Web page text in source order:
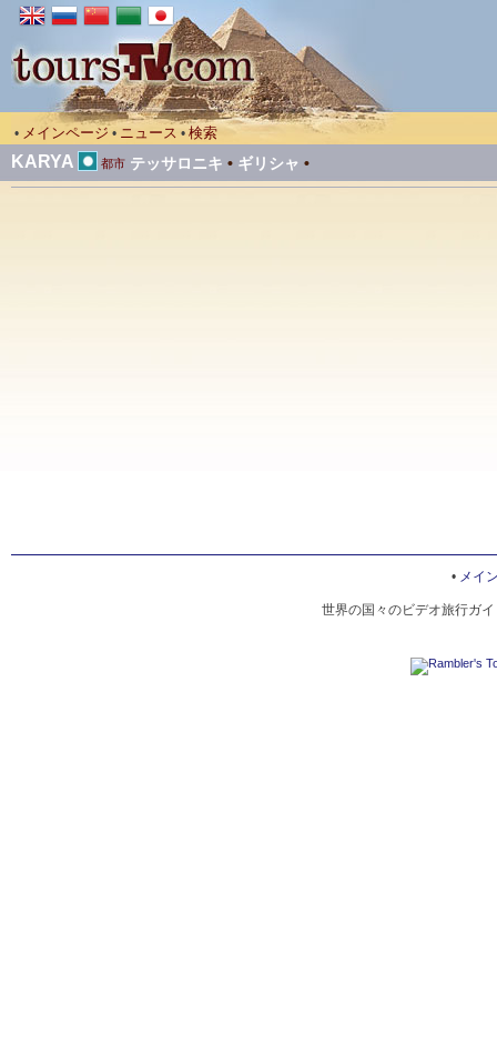
• メインページ • ニュース • 検索
KARYA 都市 テッサロニキ • ギリシャ •
• メイ
世界の国々のビデオ旅行ガ